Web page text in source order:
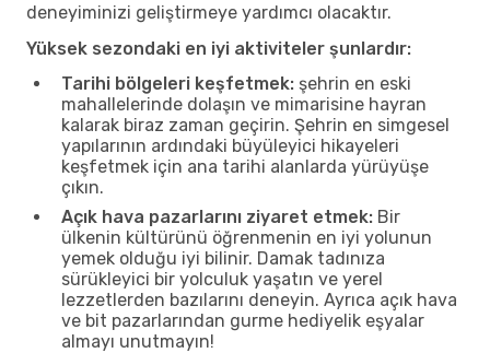
deneyiminizi geliştirmeye yardımcı olacaktır.
Yüksek sezondaki en iyi aktiviteler şunlardır:
Tarihi bölgeleri keşfetmek: şehrin en eski
mahallelerinde dolaşın ve mimarisine hayran
kalarak biraz zaman geçirin. Şehrin en simgesel
yapılarının ardındaki büyüleyici hikayeleri
keşfetmek için ana tarihi alanlarda yürüyüşe
çıkın.
Açık hava pazarlarını ziyaret etmek: Bir
ülkenin kültürünü öğrenmenin en iyi yolunun
yemek olduğu iyi bilinir. Damak tadınıza
sürükleyici bir yolculuk yaşatın ve yerel
lezzetlerden bazılarını deneyin. Ayrıca açık hava
ve bit pazarlarından gurme hediyelik eşyalar
almayı unutmayın!